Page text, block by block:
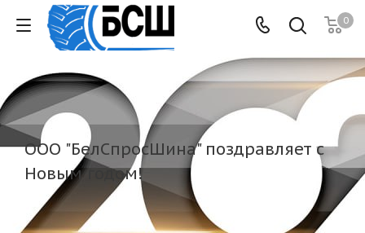
0
ООО "БелСпросШина" поздравляет с
Новым годом!